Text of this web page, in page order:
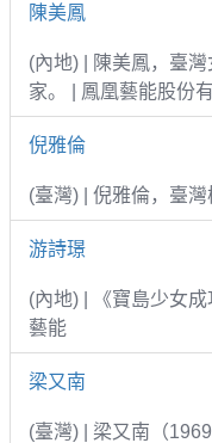
陳美鳳
(內地) | 陳美鳳，臺
家。 | 鳳凰藝能股份
倪雅倫
(臺灣) | 倪雅倫，臺
游詩璟
(內地) | 《寶島少女
藝能
梁又南
(臺灣) | 梁又南（